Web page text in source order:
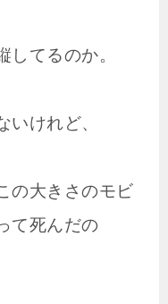
してるのか。
いけれど、
の大きさのモビ
て死んだの